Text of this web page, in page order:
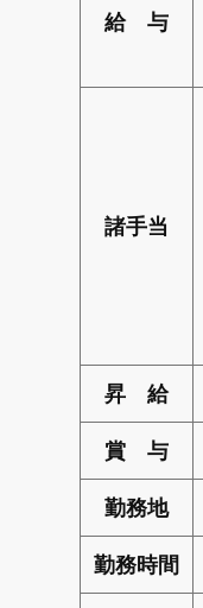
給 与
諸手当
昇 給
賞 与
勤務地
勤務時間